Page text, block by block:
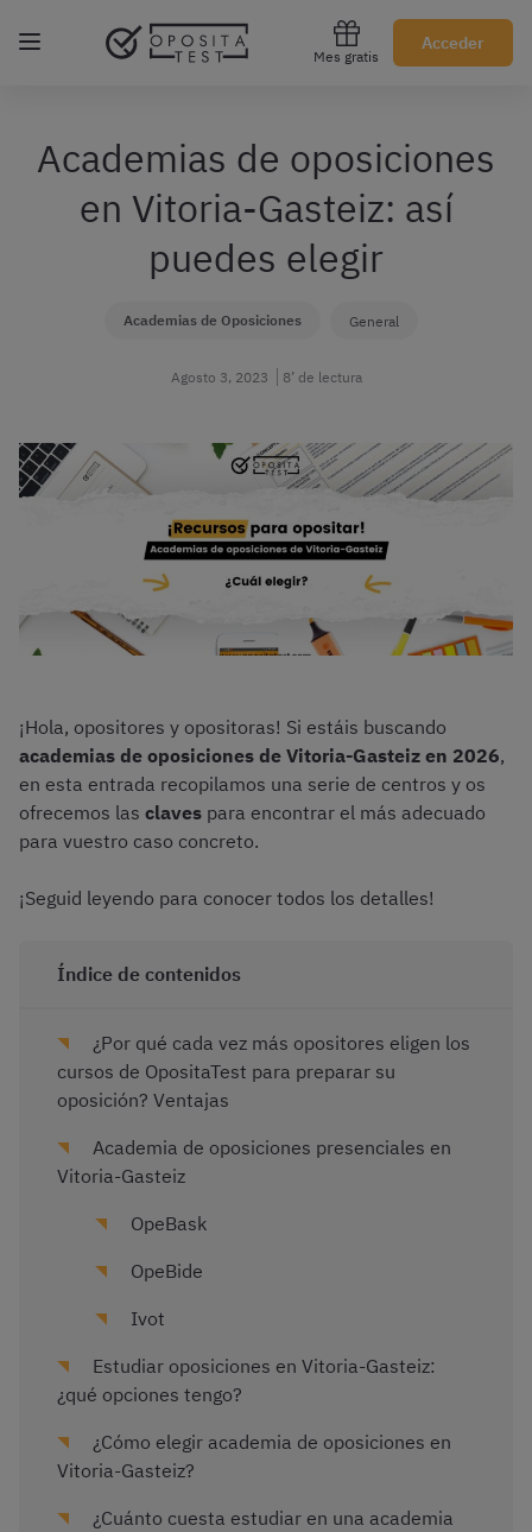
Mes gratis
Acceder
Regístrate gratis
Academias de oposiciones
en Vitoria-Gasteiz: así
puedes elegir
Academias de Oposiciones General
Agosto 3, 2023 8’ de lectura
¡Hola, opositores y opositoras! Si estáis buscando
academias de oposiciones de Vitoria-Gasteiz en 2026,
en esta entrada recopilamos una serie de centros y os
ofrecemos las claves para encontrar el más adecuado
para vuestro caso concreto.
¡Seguid leyendo para conocer todos los detalles!
Índice de contenidos
¿Por qué cada vez más opositores eligen los
cursos de OpositaTest para preparar su
oposición? Ventajas
Academia de oposiciones presenciales en
Vitoria-Gasteiz
OpeBask
OpeBide
Ivot
Estudiar oposiciones en Vitoria-Gasteiz:
¿qué opciones tengo?
¿Cómo elegir academia de oposiciones en
Vitoria-Gasteiz?
¿Cuánto cuesta estudiar en una academia